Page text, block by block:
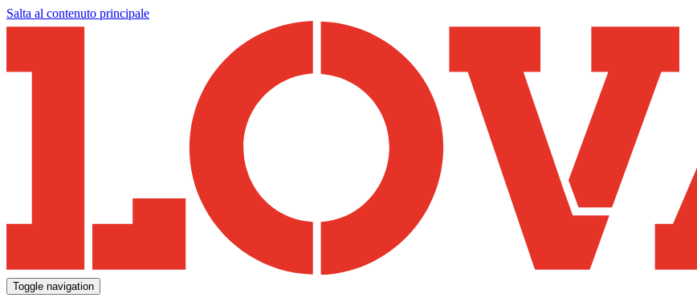
Salta al contenuto principale
Toggle navigation